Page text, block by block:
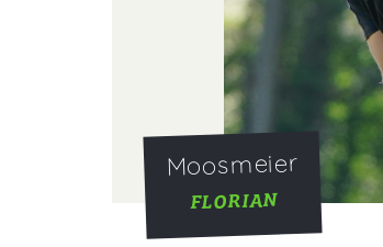
Moosmeier
FLORIAN